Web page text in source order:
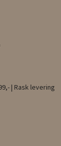
| Rask levering